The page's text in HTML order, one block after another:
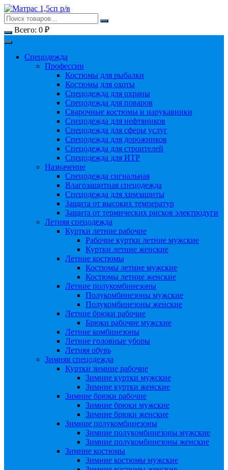
Перейти
к
содержимому
Всего: 0 ₽
Спецодежда
Профессии
Костюмы для рыбалки
Костюмы для охоты
Спецодежда для охраны
Спецодежда для поваров
Сварочные костюмы и нарукавники
Спецодежда для нефтяников
Спецодежда для сферы услуг
Спецодежда для дорожников
Спецодежда для строителей
Спецодежда для ИТР
Назначение
Спецодежда сигнальная
Влагозащитная спецодежда
Спецодежда для химзащиты
Защита от высоких температур
Защита от термических рисков электродуги
Летняя спецодежда
Куртки летние рабочие
Рабочие куртки летние мужские
Куртки летние женские
Летние костюмы
Костюмы летние мужские
Костюмы летние женские
Летние полукомбинезоны
Полукомбинезоны мужские
Полукомбинезоны женские
Летние брюки рабочие
Брюки рабочие мужские
Летние комбинезоны
Летние головные уборы
Летняя обувь
Зимняя спецодежда
Куртки зимние рабочие
Зимние куртки мужские
Зимние куртки женские
Зимние брюки рабочие
Зимние брюки мужские
Зимние брюки женские
Зимние полукомбинезоны
Зимние полукомбинезоны мужские
Зимние полукомбинезоны женские
Зимние костюмы
Зимние костюмы мужские